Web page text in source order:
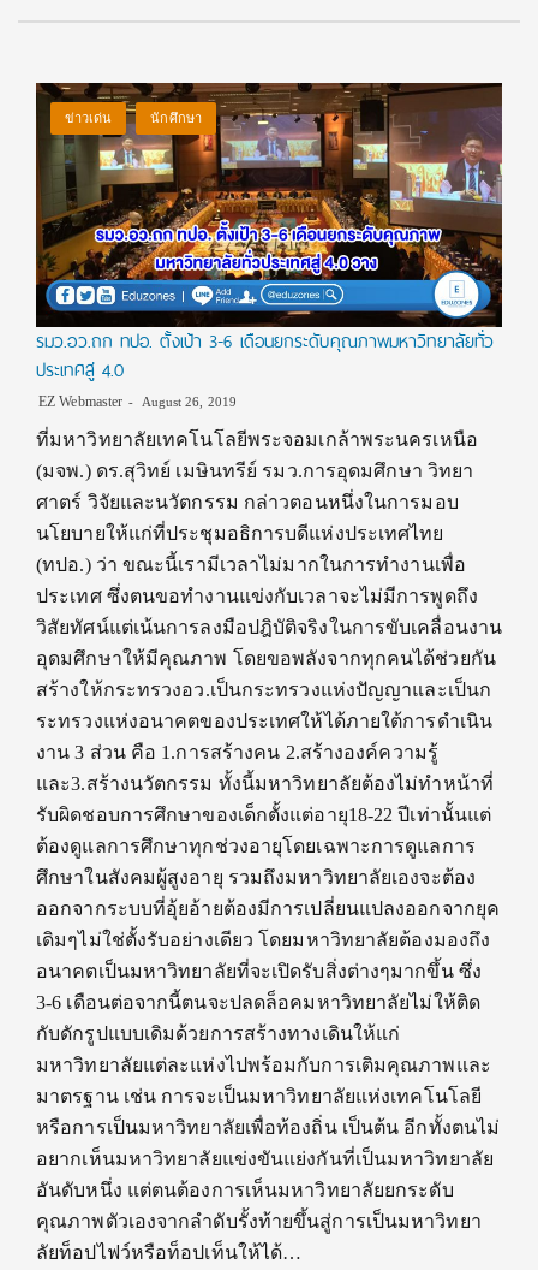
ข่าวเด่น นักศึกษา
รมว.อว.ถก ทปอ. ตั้งเป้า 3-6 เดือนยกระดับคุณภาพมหาวิทยาลัยทั่ว
ประเทศสู่ 4.0
EZ Webmaster August 26, 2019
ที่มหาวิทยาลัยเทคโนโลยีพระจอมเกล้าพระนครเหนือ
(มจพ.) ดร.สุวิทย์ เมษินทรีย์ รมว.การอุดมศึกษา วิทยา
ศาตร์ วิจัยและนวัตกรรม กล่าวตอนหนึ่งในการมอบ
นโยบายให้แก่ที่ประชุมอธิการบดีแห่งประเทศไทย
(ทปอ.) ว่า ขณะนี้เรามีเวลาไม่มากในการทำงานเพื่อ
ประเทศ ซึ่งตนขอทำงานแข่งกับเวลาจะไม่มีการพูดถึง
วิสัยทัศน์แต่เน้นการลงมือปฎิบัติจริงในการขับเคลื่อนงาน
อุดมศึกษาให้มีคุณภาพ โดยขอพลังจากทุกคนได้ช่วยกัน
สร้างให้กระทรวงอว.เป็นกระทรวงแห่งปัญญาและเป็นก
ระทรวงแห่งอนาคตของประเทศให้ได้ภายใต้การดำเนิน
งาน 3 ส่วน คือ 1.การสร้างคน 2.สร้างองค์ความรู้
และ3.สร้างนวัตกรรม ทั้งนี้มหาวิทยาลัยต้องไม่ทำหน้าที่
รับผิดชอบการศึกษาของเด็กตั้งแต่อายุ18-22 ปีเท่านั้นแต่
ต้องดูแลการศึกษาทุกช่วงอายุโดยเฉพาะการดูแลการ
ศึกษาในสังคมผู้สูงอายุ รวมถึงมหาวิทยาลัยเองจะต้อง
ออกจากระบบที่อุ้ยอ้ายต้องมีการเปลี่ยนแปลงออกจากยุค
เดิมๆไม่ใช่ตั้งรับอย่างเดียว โดยมหาวิทยาลัยต้องมองถึง
อนาคตเป็นมหาวิทยาลัยที่จะเปิดรับสิ่งต่างๆมากขึ้น ซึ่ง
3-6 เดือนต่อจากนี้ตนจะปลดล็อคมหาวิทยาลัยไม่ให้ติด
กับดักรูปแบบเดิมด้วยการสร้างทางเดินให้แก่
มหาวิทยาลัยแต่ละแห่งไปพร้อมกับการเติมคุณภาพและ
มาตรฐาน เช่น การจะเป็นมหาวิทยาลัยแห่งเทคโนโลยี
หรือการเป็นมหาวิทยาลัยเพื่อท้องถิ่น เป็นต้น อีกทั้งตนไม่
อยากเห็นมหาวิทยาลัยแข่งขันแย่งกันที่เป็นมหาวิทยาลัย
อันดับหนึ่ง แต่ตนต้องการเห็นมหาวิทยาลัยยกระดับ
คุณภาพตัวเองจากลำดับรั้งท้ายขึ้นสู่การเป็นมหาวิทยา
ลัยท็อปไฟว์หรือท็อปเท็นให้ได้…